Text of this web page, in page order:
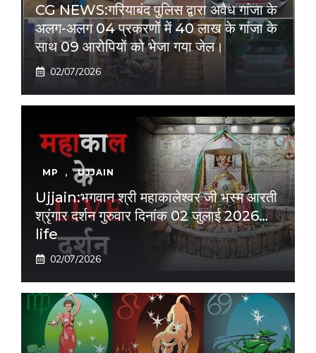
CG NEWS:गरियाबंद पुलिस द्वारा अवैध गांजा के
अलग-अलग 04 प्रकरणों में 40 लाख के गांजा के
साथ 09 आरोपियों को भेजा गया जेल।
02/07/2026
MP , UJJAIN
Ujjain:भगवान श्री महाकालेश्वर जी भस्म आरती
श्रृंगार दर्शन गुरुवार दिनांक 02 जुलाई 2026…
life
02/07/2026